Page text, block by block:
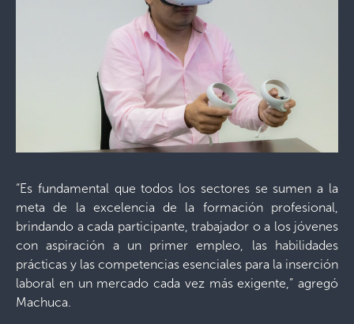
“Es fundamental que todos los sectores se sumen a la
meta de la excelencia de la formación profesional,
brindando a cada participante, trabajador o a los jóvenes
con aspiración a un primer empleo, las habilidades
prácticas y las competencias esenciales para la inserción
laboral en un mercado cada vez más exigente,” agregó
Machuca.